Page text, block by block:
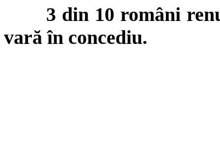
3 din 10 români
vară în concediu.